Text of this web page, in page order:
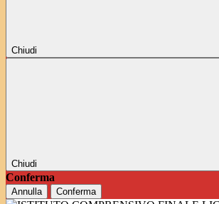
Chiudi
Chiudi
Conferma
Annulla Conferma